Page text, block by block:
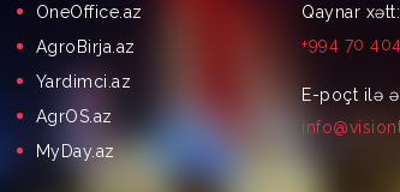
OneOffice.az
AgroBirja.az
Yardimci.az
AgrOS.az
MyDay.az
Qaynar xətt:
+994 70
E-poçt ilə